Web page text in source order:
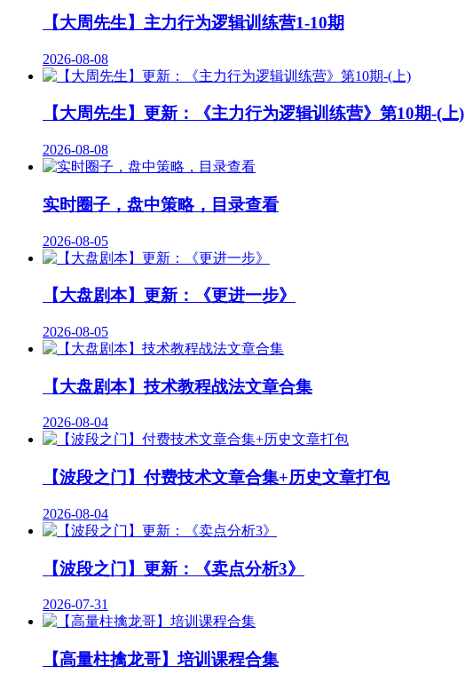
【大周先生】主力行为逻辑训练营1-10期
2026-08-08
【大周先生】更新：《主力行为逻辑训练营》第10期-(上)
2026-08-08
实时圈子，盘中策略，目录查看
2026-08-05
【大盘剧本】更新：《更进一步》
2026-08-05
【大盘剧本】技术教程战法文章合集
2026-08-04
【波段之门】付费技术文章合集+历史文章打包
2026-08-04
【波段之门】更新：《卖点分析3》
2026-07-31
【高量柱擒龙哥】培训课程合集